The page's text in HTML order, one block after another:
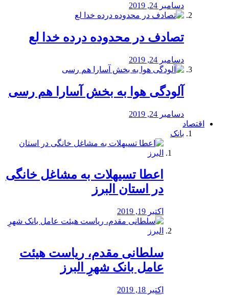
دسامبر 24, 2019
تصادف در محدوده درده خدا لع
دسامبر 24, 2019
آلودگی هوا به بخش آسارا هم رسی
دسامبر 24, 2019
اقتصاد
بانک
️اعطا تسیهلات به مشاغل خانگی
در استان البرز
اکتبر 19, 2019
سلطانی مقدم، ریاست هیئت
عامل بانک شهرِ البرز
اکتبر 18, 2019